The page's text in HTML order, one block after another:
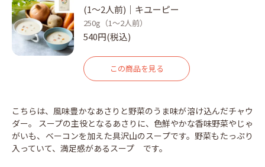
(1～2人前)｜キユーピー
250g（1～2人前）
540円(税込)
この商品を見る
こちらは、風味豊かなあさりと野菜のうま味が溶け込んだチャウ
ダー。 スープの主役となるあさりに、色鮮やかな香味野菜やじゃ
がいも、ベーコンを加えた具沢山のスープです。野菜もたっぷり
入っていて、満足感があるスープ です。